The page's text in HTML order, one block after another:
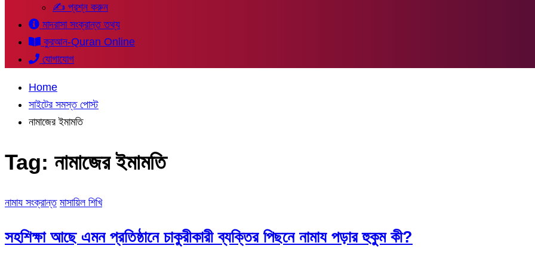
✍ প্রশ্ন করুন
মাদরাসা সংক্রান্ত তথ্য
কুরআন-Quran Online
যোগাযোগ
Home
সাইটের সমস্ত পোস্ট
নামাজের ইমামতি
Tag: নামাজের ইমামতি
নামায সংক্রান্ত মাসায়িল শিখি
সহশিক্ষা আছে এমন প্রতিষ্ঠানে চাকুরীকারী ব্যক্তির পিছনে নামায পড়ার হুকুম কী?